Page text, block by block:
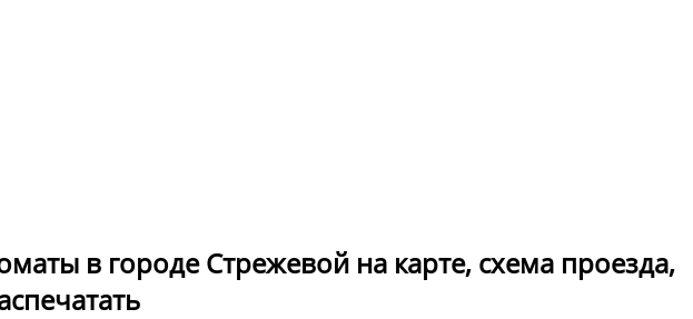
в городе Стрежевой на карте, схема проезда,